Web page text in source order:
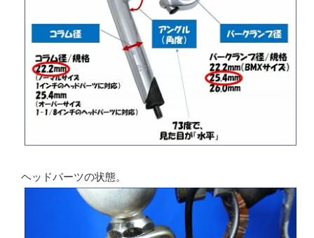
ヘッドパーツの状態。